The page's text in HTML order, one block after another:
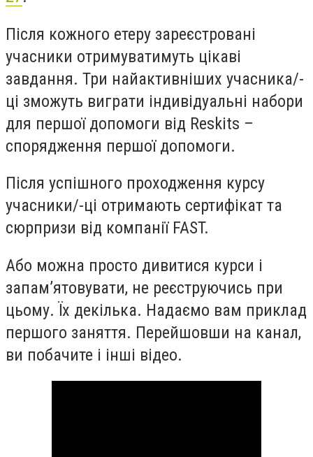
Після кожного етеру зареєстровані
учасники отримуватимуть цікаві
завдання. Три найактивніших учасника/-
ці зможуть виграти індивідуальні набори
для першої допомоги від Reskits –
спорядження першої допомоги.
Після успішного проходження курсу
учасники/-ці отримають сертифікат та
сюрпризи від компанії FAST.
Або можна просто дивитися курси і
запам’ятовувати, не реєструючись при
цьому. Їх декілька. Надаємо вам приклад
першого заняття. Перейшовши на канал,
ви побачите і інші відео.